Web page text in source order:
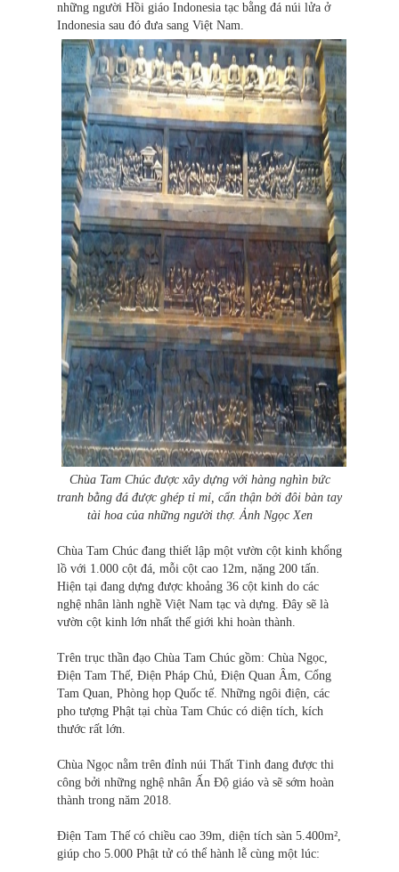
những người Hồi giáo Indonesia tạc bằng đá núi lửa ở
Indonesia sau đó đưa sang Việt Nam.
Chùa Tam Chúc được xây dựng với hàng nghìn bức
tranh bằng đá được ghép tỉ mỉ, cẩn thận bởi đôi bàn tay
tài hoa của những người thợ. Ảnh Ngọc Xen
Chùa Tam Chúc đang thiết lập một vườn cột kinh khổng
lồ với 1.000 cột đá, mỗi cột cao 12m, nặng 200 tấn.
Hiện tại đang dựng được khoảng 36 cột kinh do các
nghệ nhân lành nghề Việt Nam tạc và dựng. Đây sẽ là
vườn cột kinh lớn nhất thế giới khi hoàn thành.
Trên trục thần đạo Chùa Tam Chúc gồm: Chùa Ngọc,
Điện Tam Thế, Điện Pháp Chủ, Điện Quan Âm, Cổng
Tam Quan, Phòng họp Quốc tế. Những ngôi điện, các
pho tượng Phật tại chùa Tam Chúc có diện tích, kích
thước rất lớn.
Chùa Ngọc nằm trên đỉnh núi Thất Tinh đang được thi
công bởi những nghệ nhân Ấn Độ giáo và sẽ sớm hoàn
thành trong năm 2018.
Điện Tam Thế có chiều cao 39m, diện tích sàn 5.400m²,
giúp cho 5.000 Phật tử có thể hành lễ cùng một lúc: